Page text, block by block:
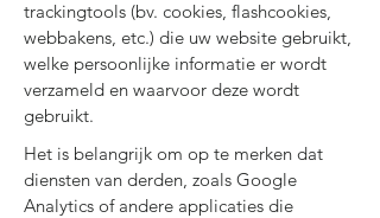
trackingtools (bv. cookies, flashcookies,
webbakens, etc.) die uw website gebruikt,
welke persoonlijke informatie er wordt
verzameld en waarvoor deze wordt
gebruikt.
Het is belangrijk om op te merken dat
diensten van derden, zoals Google
Analytics of andere applicaties die